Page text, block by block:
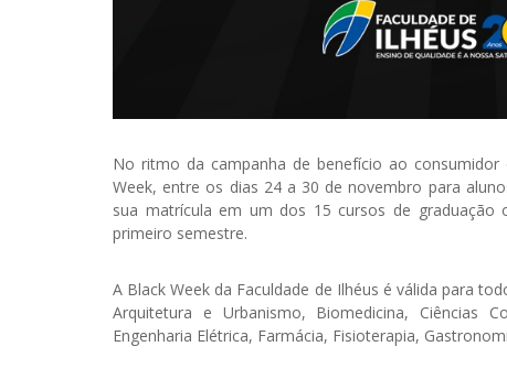
No ritmo da campanha de benefício ao
Week, entre os dias 24 a 30 de novembro para
sua matrícula em um dos 15 cursos de graduação
primeiro semestre.
A Black Week da Faculdade de Ilhéus é válida para
Arquitetura e Urbanismo, Biomedicina, Ciências
Engenharia Elétrica, Farmácia, Fisioterapia,